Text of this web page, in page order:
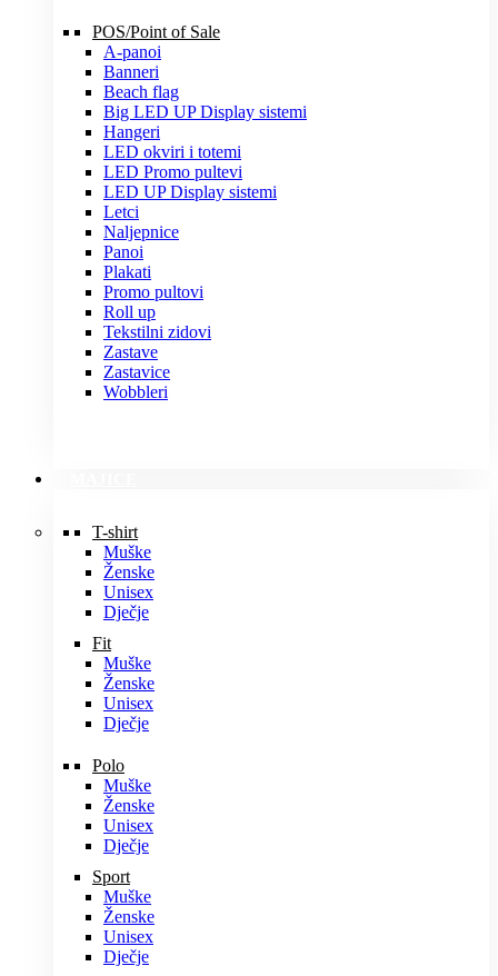
POS/Point of Sale
A-panoi
Banneri
Beach flag
Big LED UP Display sistemi
Hangeri
LED okviri i totemi
LED Promo pultevi
LED UP Display sistemi
Letci
Naljepnice
Panoi
Plakati
Promo pultovi
Roll up
Tekstilni zidovi
Zastave
Zastavice
Wobbleri
T-shirt
Muške
Ženske
Unisex
Dječje
Fit
Muške
Ženske
Unisex
Dječje
Polo
Muške
Ženske
Unisex
Dječje
Sport
Muške
Ženske
Unisex
Dječje